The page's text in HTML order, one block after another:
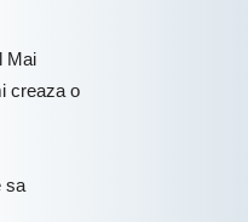
Mai
creaza o
sa